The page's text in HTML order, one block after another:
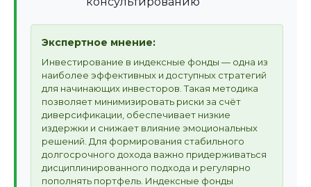
Экспертное мнение:
Инвестирование в индексные фонды — одна из
наиболее эффективных и доступных стратегий
для начинающих инвесторов. Такая методика
позволяет минимизировать риски за счёт
диверсификации, обеспечивает низкие
издержки и снижает влияние эмоциональных
решений. Для формирования стабильного
долгосрочного дохода важно придерживаться
дисциплинированного подхода и регулярно
пополнять портфель. Индексные фонды